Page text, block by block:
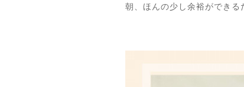
朝、ほんの少し余裕ができる